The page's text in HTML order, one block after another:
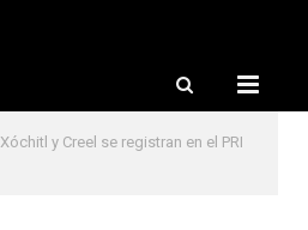
Xóchitl y Creel se registran en el PRI